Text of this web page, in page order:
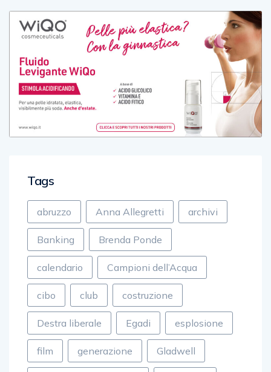
Tags
abruzzo Anna Allegretti archivi
Banking Brenda Ponde
calendario Campioni dell’Acqua
cibo club costruzione
Destra liberale Egadi esplosione
film generazione Gladwell